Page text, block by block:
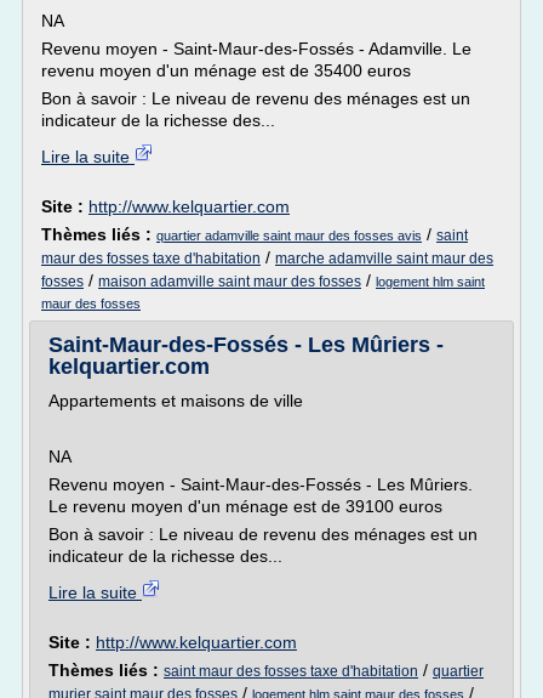
NA
Revenu moyen - Saint-Maur-des-Fossés - Adamville. Le
revenu moyen d'un ménage est de 35400 euros
Bon à savoir : Le niveau de revenu des ménages est un
indicateur de la richesse des...
Lire la suite
Site : http://www.kelquartier.com
Thèmes liés : quartier adamville saint maur des fosses avis / saint
maur des fosses taxe d'habitation / marche adamville saint maur des
fosses / maison adamville saint maur des fosses / logement hlm saint
maur des fosses
Saint-Maur-des-Fossés - Les Mûriers -
kelquartier.com
Appartements et maisons de ville
NA
Revenu moyen - Saint-Maur-des-Fossés - Les Mûriers.
Le revenu moyen d'un ménage est de 39100 euros
Bon à savoir : Le niveau de revenu des ménages est un
indicateur de la richesse des...
Lire la suite
Site : http://www.kelquartier.com
Thèmes liés : saint maur des fosses taxe d'habitation / quartier
murier saint maur des fosses / logement hlm saint maur des fosses /